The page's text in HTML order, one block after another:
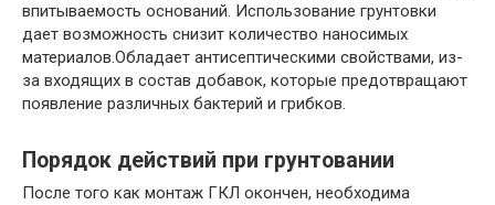
впитываемость оснований. Использование грунтовки
дает возможность снизит количество наносимых
материалов.Обладает антисептическими свойствами, из-
за входящих в состав добавок, которые предотвращают
появление различных бактерий и грибков.
Порядок действий при грунтовании
После того как монтаж ГКЛ окончен, необходима